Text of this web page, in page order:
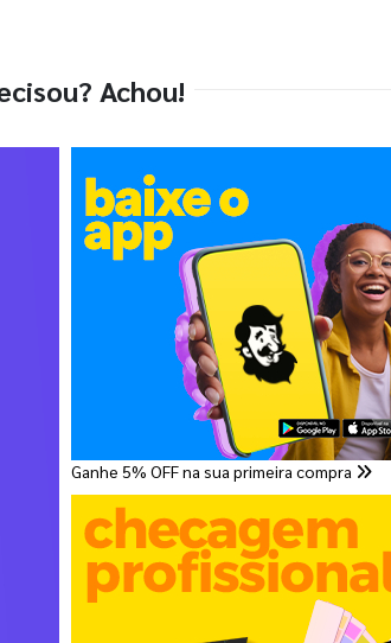
Achou!
Ganhe 5% OFF na sua primeira compra